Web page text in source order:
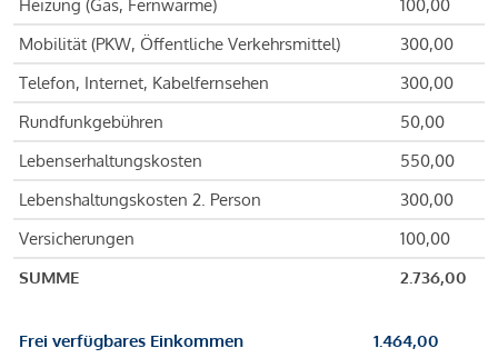
Heizung (Gas, Fernwärme)
100,00
Mobilität (PKW, Öffentliche Verkehrsmittel)
300,00
Telefon, Internet, Kabelfernsehen
300,00
Rundfunkgebühren
50,00
Lebenserhaltungskosten
550,00
Lebenshaltungskosten 2. Person
300,00
Versicherungen
100,00
SUMME
2.736,00
Frei verfügbares Einkommen 1.464,00